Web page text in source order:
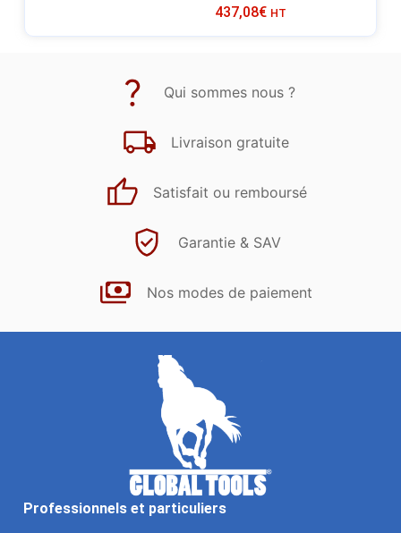
437,08€ HT
Qui sommes nous ?
Livraison gratuite
Satisfait ou remboursé
Garantie & SAV
Nos modes de paiement
Professionnels et particuliers